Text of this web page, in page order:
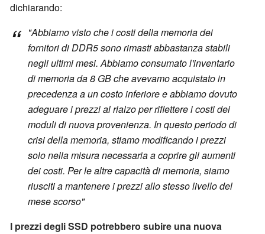
dichiarando:
"Abbiamo visto che i costi della memoria dei
fornitori di DDR5 sono rimasti abbastanza stabili
negli ultimi mesi. Abbiamo consumato l'inventario
di memoria da 8 GB che avevamo acquistato in
precedenza a un costo inferiore e abbiamo dovuto
adeguare i prezzi al rialzo per riflettere i costi dei
moduli di nuova provenienza. In questo periodo di
crisi della memoria, stiamo modificando i prezzi
solo nella misura necessaria a coprire gli aumenti
dei costi. Per le altre capacità di memoria, siamo
riusciti a mantenere i prezzi allo stesso livello del
mese scorso"
I prezzi degli SSD potrebbero subire una nuova